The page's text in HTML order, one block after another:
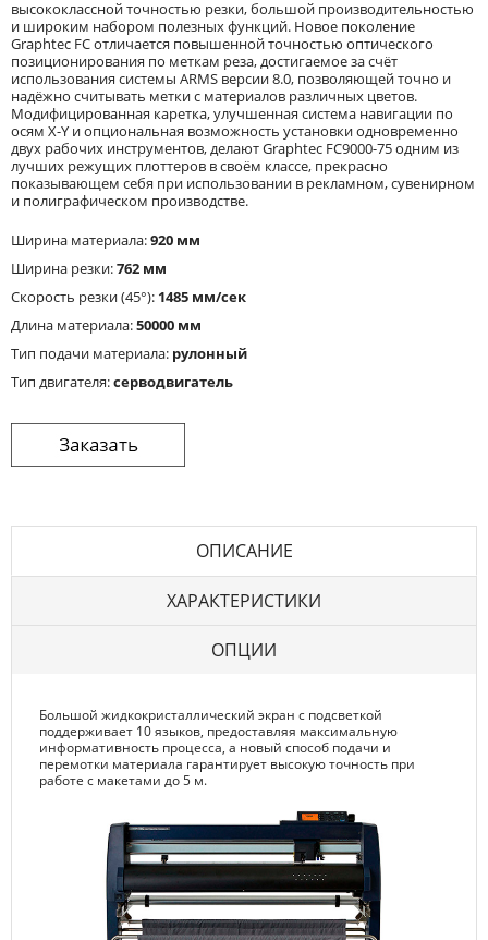
высококлассной точностью резки, большой производительностью
и широким набором полезных функций. Новое поколение
Graphtec FC отличается повышенной точностью оптического
позиционирования по меткам реза, достигаемое за счёт
использования системы ARMS версии 8.0, позволяющей точно и
надёжно считывать метки с материалов различных цветов.
Модифицированная каретка, улучшенная система навигации по
осям X-Y и опциональная возможность установки одновременно
двух рабочих инструментов, делают Graphtec FC9000-75 одним из
лучших режущих плоттеров в своём классе, прекрасно
показывающем себя при использовании в рекламном, сувенирном
и полиграфическом производстве.
Ширина материала:920 мм
Ширина резки:762 мм
Скорость резки (45°): 1485 мм/сек
Длина материала:50000 мм
Тип подачи материала: рулонный
Тип двигателя:серводвигатель
ОПИСАНИЕ
ХАРАКТЕРИСТИКИ
ОПЦИИ
Большой жидкокристаллический экран с подсветкой
поддерживает 10 языков, предоставляя максимальную
информативность процесса, а новый способ подачи и
перемотки материала гарантирует высокую точность при
работе с макетами до 5 м.